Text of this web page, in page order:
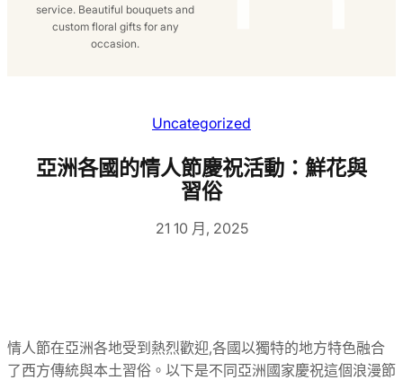
service. Beautiful bouquets and
custom floral gifts for any
occasion.
Uncategorized
亞洲各國的情人節慶祝活動：鮮花與
習俗
21 10 月, 2025
情人節在亞洲各地受到熱烈歡迎,各國以獨特的地方特色融合
了西方傳統與本土習俗。以下是不同亞洲國家慶祝這個浪漫節